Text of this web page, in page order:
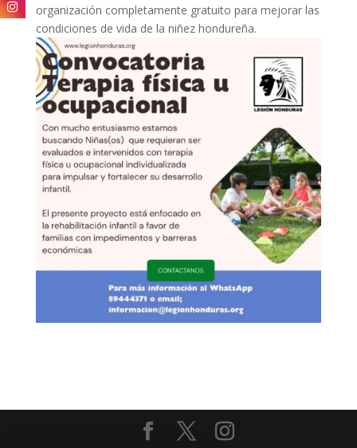
organización completamente gratuito para mejorar las
condiciones de vida de la niñez hondureña.